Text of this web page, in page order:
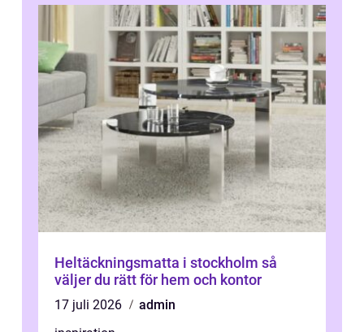
Heltäckningsmatta i stockholm så
väljer du rätt för hem och kontor
17 juli 2026
admin